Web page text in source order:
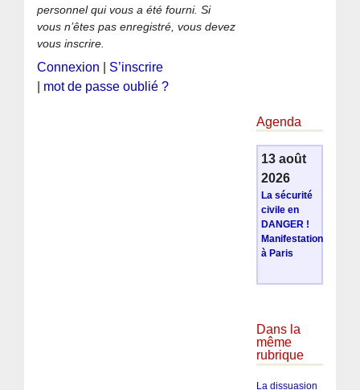
personnel qui vous a été fourni. Si
vous n’êtes pas enregistré, vous devez
vous inscrire.
Connexion
S’inscrire
mot de passe oublié ?
Agenda
13 août
2026
La sécurité
civile en
DANGER !
Manifestation
à Paris
Dans la
même
rubrique
La dissuasion